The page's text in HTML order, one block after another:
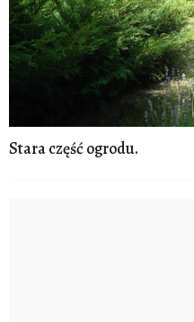
Stara część ogrodu.